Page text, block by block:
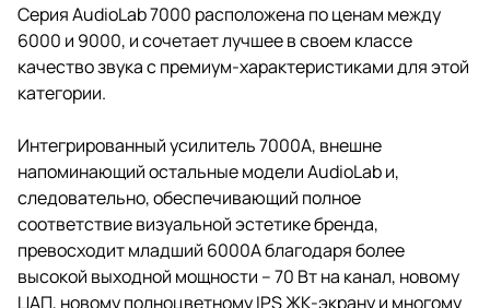
Серия AudioLab 7000 расположена по ценам между
6000 и 9000, и сочетает лучшее в своем классе
качество звука с премиум-характеристиками для этой
категории.
Интегрированный усилитель 7000A, внешне
напоминающий остальные модели AudioLab и,
следовательно, обеспечивающий полное
соответствие визуальной эстетике бренда,
превосходит младший 6000A благодаря более
высокой выходной мощности – 70 Вт на канал, новому
ЦАП, новому полноцветному IPS ЖК-экрану и многому